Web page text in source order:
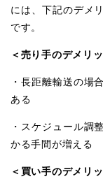
には、下記のデメ
です。
＜売り手のデメリ
・長距離輸送の場
ある
・スケジュール調
かる手間が増える
＜買い手のデメリ